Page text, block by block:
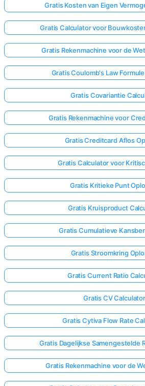
Gratis Kosten van Eigen
Gratis Calculator voor
Gratis Rekenmachine voor de
Gratis Coulomb's Law
Gratis Covariantie
Gratis Rekenmachine voor
Gratis Creditcard Aflos
Gratis Calculator voor
Gratis Kritieke Punt
Gratis Kruisproduct
Gratis Cumulatieve
Gratis Stroomkring
Gratis Current Ratio
Gratis CV Calculator
Gratis Cytiva Flow Rate
Gratis Dagelijkse Samengestelde
Gratis Rekenmachine voor de